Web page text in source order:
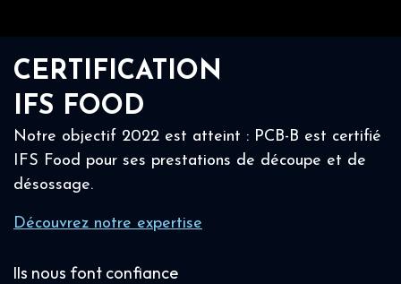
CERTIFICATION
IFS FOOD
Notre objectif 2022 est atteint : PCB-B est certifié
IFS Food pour ses prestations de découpe et de
désossage.
Découvrez notre expertise
Ils nous font confiance